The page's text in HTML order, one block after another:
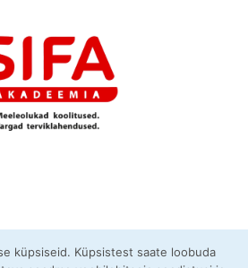
küpsiseid. Küpsistest saate loobuda